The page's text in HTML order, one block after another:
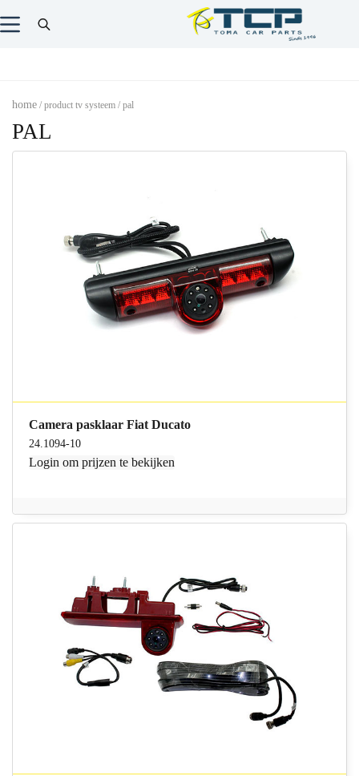
home / product tv systeem / pal
PAL
Camera pasklaar Fiat Ducato
24.1094-10
Login om prijzen te bekijken